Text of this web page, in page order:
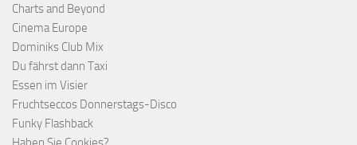
Charts and Beyond
Cinema Europe
Dominiks Club Mix
Du fährst dann Taxi
Essen im Visier
Fruchtseccos Donnerstags-Disco
Funky Flashback